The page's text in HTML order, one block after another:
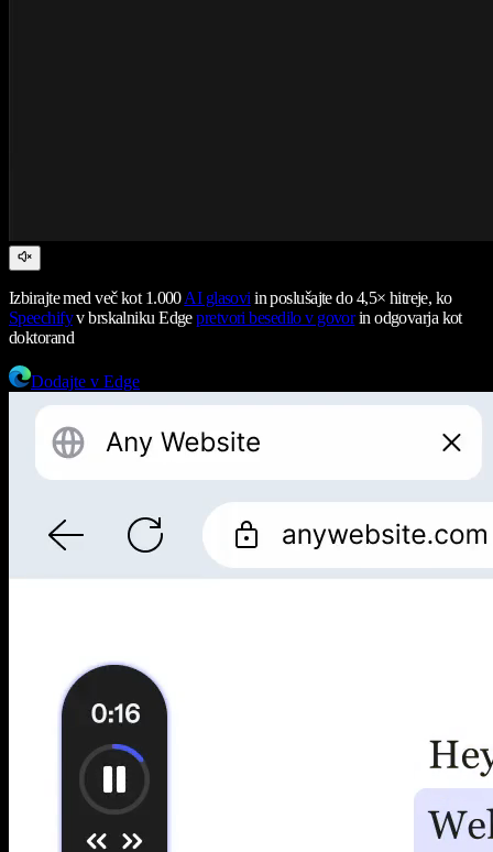
Izbirajte med več kot 1.000AI glasovi in poslušajte do 4,5× hitreje, ko
Speechifyv brskalniku Edgepretvori besedilo v govorin odgovarja kot
doktorand
Dodajte v Edge